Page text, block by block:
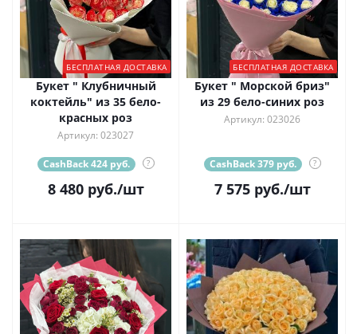
БЕСПЛАТНАЯ ДОСТАВКА
Букет " Клубничный
коктейль" из 35 бело-
красных роз
Артикул: 023027
CashBack 424 руб. ?
8 480руб./шт
БЕСПЛАТНАЯ ДОСТАВКА
Букет " Морской бриз"
из 29 бело-синих роз
Артикул: 023026
CashBack 379 руб. ?
7 575руб./шт